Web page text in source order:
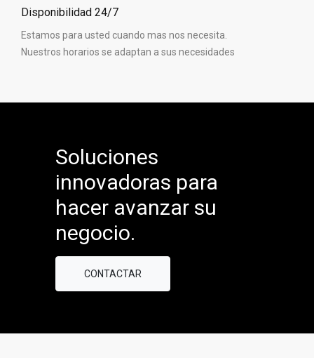
Disponibilidad 24/7
Estamos para usted cuando mas nos necesita.
Nuestros horarios se adaptan a sus necesidades
Soluciones
innovadoras para
hacer avanzar su
negocio.
CONTACTAR